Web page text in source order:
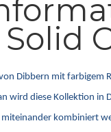
Dibbern mit
wird diese Kollektion in
miteinander kombiniert